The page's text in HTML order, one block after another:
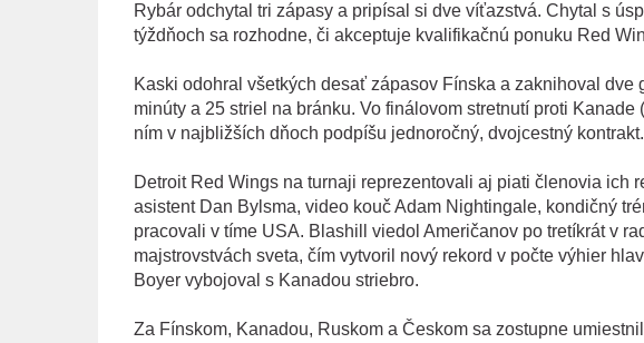
Rybár odchytal tri zápasy a pripísal si dve víťazstvá. Chytal s
týždňoch sa rozhodne, či akceptuje kvalifikačnú ponuku Red
Kaski odohral všetkých desať zápasov Fínska a zaknihoval dve
minúty a 25 striel na bránku. Vo finálovom stretnutí proti
ním v najbližších dňoch podpíšu jednoročný, dvojcestný kontrakt.
Detroit Red Wings na turnaji reprezentovali aj piati členovia ich
asistent Dan Bylsma, video kouč Adam Nightingale, kondičný
pracovali v tíme USA. Blashill viedol Američanov po tretíkrát v
majstrovstvách sveta, čím vytvoril nový rekord v počte výhier
Boyer vybojoval s Kanadou striebro.
Za Fínskom, Kanadou, Ruskom a Českom sa zostupne